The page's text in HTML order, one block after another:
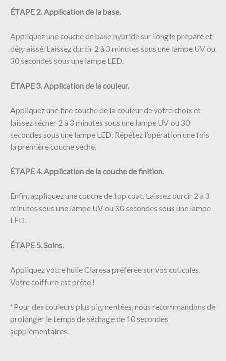
ÉTAPE 2. Application de la base.
Appliquez une couche de base hybride sur l’ongle préparé et
dégraissé. Laissez durcir 2 à 3 minutes sous une lampe UV ou
30 secondes sous une lampe LED.
ÉTAPE 3. Application de la couleur.
Appliquez une fine couche de la couleur de votre choix et
laissez sécher 2 à 3 minutes sous une lampe UV ou 30
secondes sous une lampe LED. Répétez l’opération une fois
la première couche sèche.
ÉTAPE 4. Application de la couche de finition.
Enfin, appliquez une couche de top coat. Laissez durcir 2 à 3
minutes sous une lampe UV ou 30 secondes sous une lampe
LED.
ÉTAPE 5. Soins.
Appliquez votre huile Claresa préférée sur vos cuticules.
Votre coiffure est prête !
*Pour des couleurs plus pigmentées, nous recommandons de
prolonger le temps de séchage de 10 secondes
supplémentaires.